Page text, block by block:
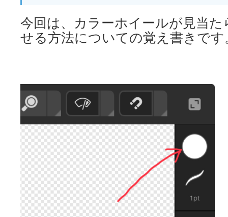
今回は、カラーホイールが見当
せる方法についての覚え書きです